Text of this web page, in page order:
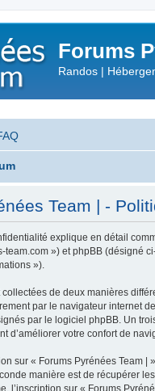
Forums
Randos |
Team | -
explique en détail
team.com ») et phpBB (désigné
»).
de deux manières
par le navigateur internet
par le logiciel phpBB. Un
d’améliorer votre confort de
sur « Forums Pyrénées Team
manière est de récupérer
l’inscription sur « Forums